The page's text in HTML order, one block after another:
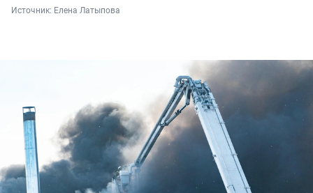
Источник: Елена Латыпова